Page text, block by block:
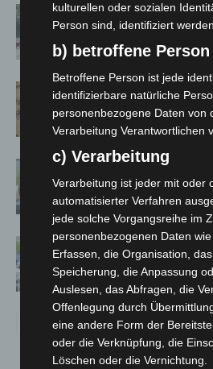
Gasleitung bei
Langenhagen
Hannover Klassik
Französische
Langenhagen:
Promille aus dem
Blaulichtmeile
Polizei,
hautnah erleben
kulturellen oder sozialen
Person sind, identifiziert
b) betroffene Person
Betroffene Person ist jede
identifizierbare natürliche
personenbezogene Daten von
Verarbeitung Verantwortlichen
c) Verarbeitung
Verarbeitung ist jeder mit oder
automatisierter Verfahren
jede solche Vorgangsreihe im
personenbezogenen Daten
Erfassen, die Organisation,
Speicherung, die Anpassung
Auslesen, das Abfragen, die
Offenlegung durch
eine andere Form der
oder die Verknüpfung, die
Löschen oder die Vernichtung.